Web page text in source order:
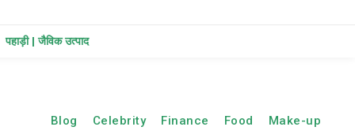
पहाड़ी | जैविक उत्पाद
Blog Celebrity Finance Food Make-up